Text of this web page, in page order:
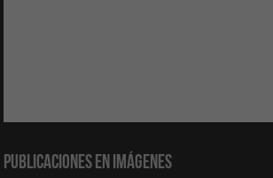
Publicaciones en Imágenes